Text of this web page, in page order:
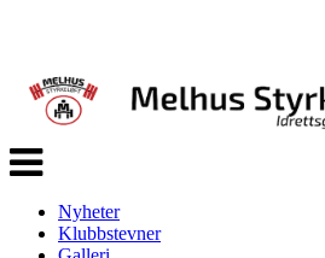
Veksle
navigasjon
Nyheter
Klubbstevner